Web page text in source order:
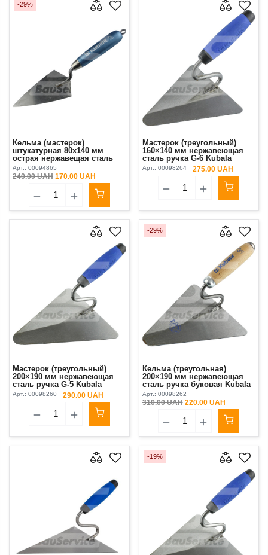
-29%
Кельма (мастерок)
штукатурная 80х140 мм
острая нержавещая сталь
ручка буковая синяя Kubala
Арт.: 00094865
240.00 UAH 170.00 UAH
Мастерок (треугольный)
160×140 мм нержавеющая
сталь ручка G-6 Kubala
Арт.: 00098264 275.00 UAH
Мастерок (треугольный)
200×190 мм нержавеющая
сталь ручка G-5 Kubala
Арт.: 00098260 290.00 UAH
-29%
Кельма (треугольная)
200×190 мм нержавеющая
сталь ручка буковая Kubala
Арт.: 00098262
310.00 UAH220.00 UAH
-19%